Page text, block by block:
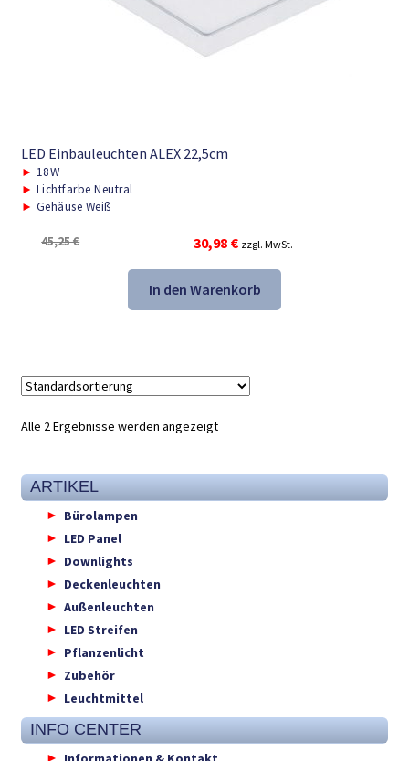
LED Einbauleuchten ALEX 22,5cm
► 18W
► Lichtfarbe Neutral
► Gehäuse Weiß
45,25€
Ursprünglicher
Preis
war:
45,25 €
30,98 €Aktueller
Preis
ist:
30,98 €.
zzgl. MwSt.
In den Warenkorb
Alle 2 Ergebnisse werden angezeigt
ARTIKEL
Bürolampen
LED Panel
Downlights
Deckenleuchten
Außenleuchten
LED Streifen
Pflanzenlicht
Zubehör
Leuchtmittel
INFO CENTER
Informationen & Kontakt